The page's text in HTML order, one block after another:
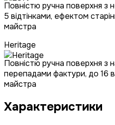
Повністю ручна поверхня з
5 відтінками, ефектом
майстра
Heritage
Повністю ручна поверхня з
перепадами фактури, до 16
майстра
Характеристики